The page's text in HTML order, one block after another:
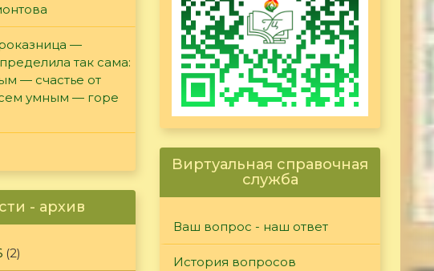
—
так сама:
— счастье от
умным — горе
- архив
(2)
Виртуальная справочная
служба
Ваш вопрос - наш ответ
История вопросов